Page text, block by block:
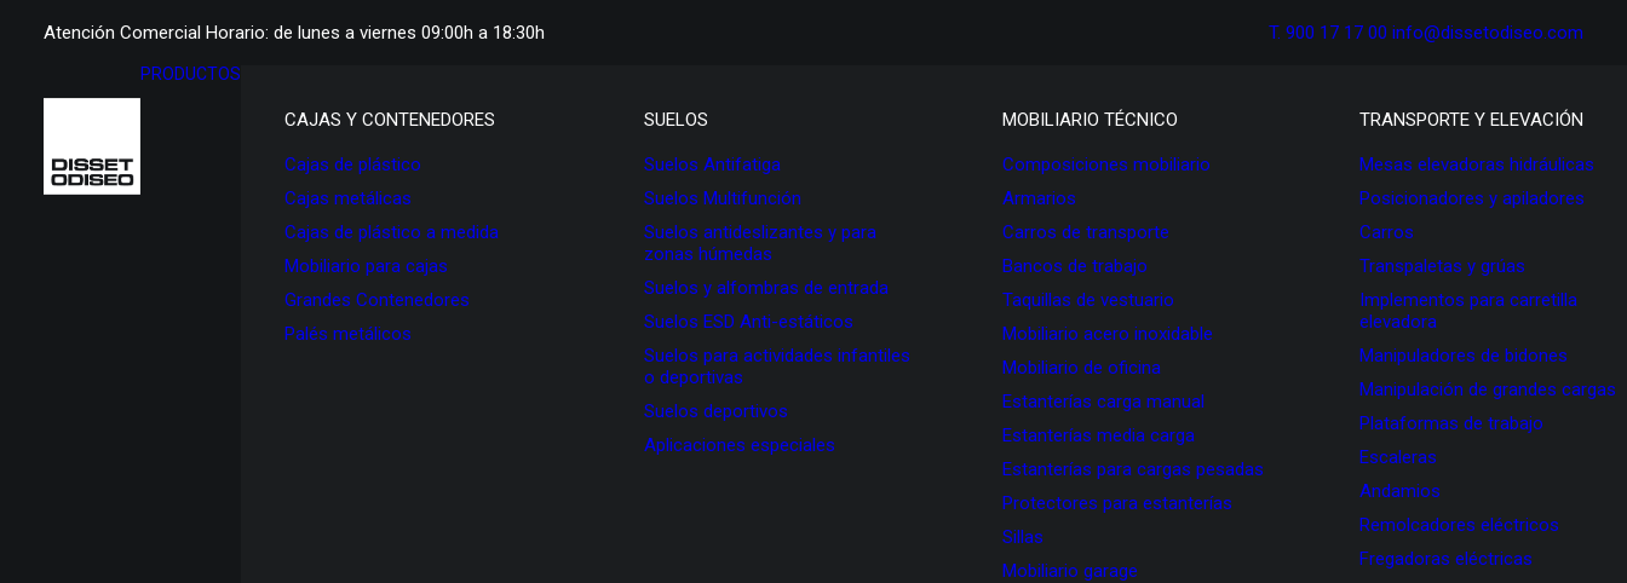
Atención Comercial Horario: de lunes a viernes 09:00h a 18:30h T. 900 17 17 00 info@dissetodiseo.com
PRODUCTOS
CAJAS Y CONTENEDORES
Cajas de plástico
Cajas metálicas
Cajas de plástico a medida
Mobiliario para cajas
Grandes Contenedores
Palés metálicos
SUELOS
Suelos Antifatiga
Suelos Multifunción
Suelos antideslizantes y para
zonas húmedas
Suelos y alfombras de entrada
Suelos ESD Anti-estáticos
Suelos para actividades infantiles
o deportivas
Suelos deportivos
Aplicaciones especiales
MOBILIARIO TÉCNICO
Composiciones mobiliario
Armarios
Carros de transporte
Bancos de trabajo
Taquillas de vestuario
Mobiliario acero inoxidable
Mobiliario de oficina
Estanterías carga manual
Estanterías media carga
Estanterías para cargas pesadas
Protectores para estanterías
Sillas
Mobiliario garage
TRANSPORTE Y ELEVACIÓN
Mesas elevadoras hidráulicas
Posicionadores y apiladores
Carros
Transpaletas y grúas
Implementos para carretilla
elevadora
Manipuladores de bidones
Manipulación de grandes cargas
Plataformas de trabajo
Escaleras
Andamios
Remolcadores eléctricos
Fregadoras eléctricas